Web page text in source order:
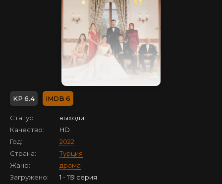
6.4 6
Статус:
выходит
Качество:
HD
Год:
2022
Страна:
Турция
Жанр:
драма
Загружено:
1 - 119 серия